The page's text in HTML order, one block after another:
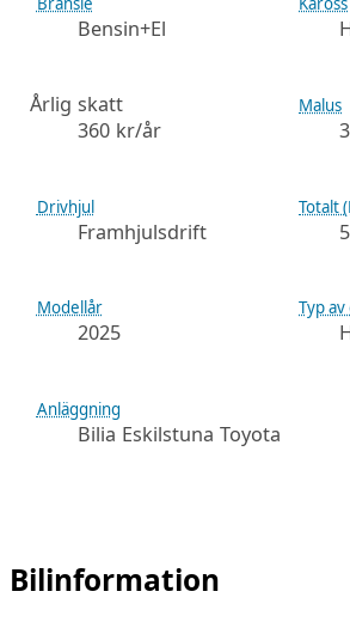
Bensin+El
Årlig skatt
360 kr/år
Malus
Drivhjul
Framhjulsdrift
Totalt
Modellår
2025
Typ av
Anläggning
Bilia Eskilstuna Toyota
Bilinformation